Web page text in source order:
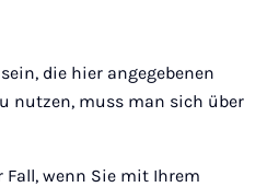
die hier angegebenen
nutzen, muss man sich über
Fall, wenn Sie mit Ihrem